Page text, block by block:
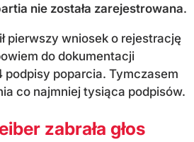
nie została zarejestrowana.
pierwszy wniosek o rejestrację
do dokumentacji
podpisy poparcia. Tymczasem
co najmniej tysiąca podpisów.
zabrała głos